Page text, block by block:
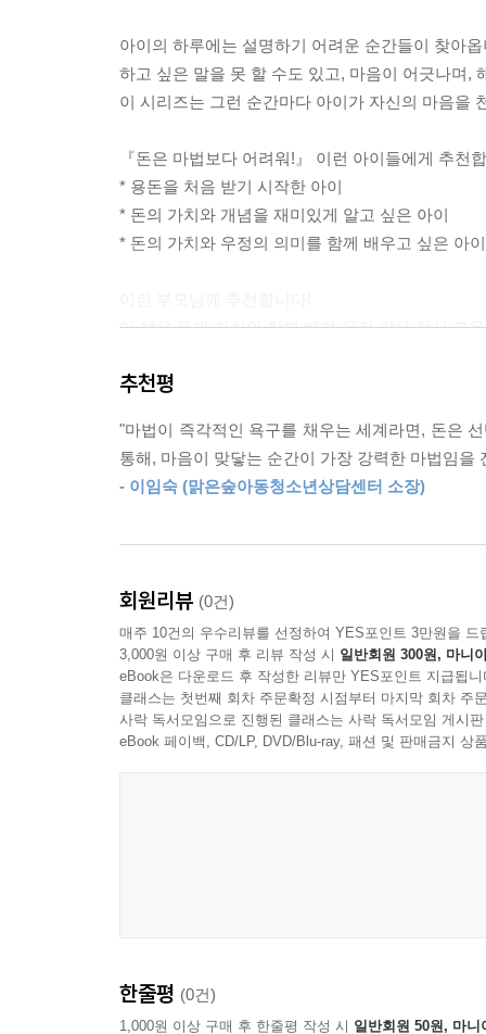
아이의 하루에는 설명하기 어려운 순간들이 찾아
하고 싶은 말을 못 할 수도 있고, 마음이 어긋나며,
이 시리즈는 그런 순간마다 아이가 자신의 마음을
『돈은 마법보다 어려워!』 이런 아이들에게 추천
* 용돈을 처음 받기 시작한 아이
* 돈의 가치와 개념을 재미있게 알고 싶은 아이
* 돈의 가치와 우정의 의미를 함께 배우고 싶은 아이
이 책은 돈의 가치와 함께 배려·우정 같은 정서 교
추천평
"마법이 즉각적인 욕구를 채우는 세계라면, 돈은
통해, 마음이 맞닿는 순간이 가장 강력한 마법임을
- 이임숙 (맑은숲아동청소년상담센터 소장)
회원리뷰 (0건)
매주 10건의 우수리뷰를 선정하여 YES포인트 3만원을 드
3,000원 이상 구매 후 리뷰 작성 시 일반회원 300원, 마니
eBook은 다운로드 후 작성한 리뷰만 YES포인트 지급됩니
클래스는 첫번째 회차 주문확정 시점부터 마지막 회차 주
사락 독서모임으로 진행된 클래스는 사락 독서모임 게시
eBook 페이백, CD/LP, DVD/Blu-ray, 패션 및 판매금지 상
한줄평 (0건)
1,000원 이상 구매 후 한줄평 작성 시 일반회원 50원, 마니